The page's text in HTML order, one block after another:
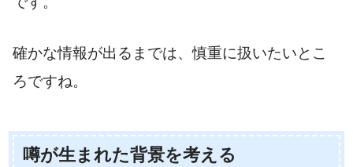
確かな情報が出るまでは、慎重に扱いたいとこ
ろですね。
噂が生まれた背景を考える